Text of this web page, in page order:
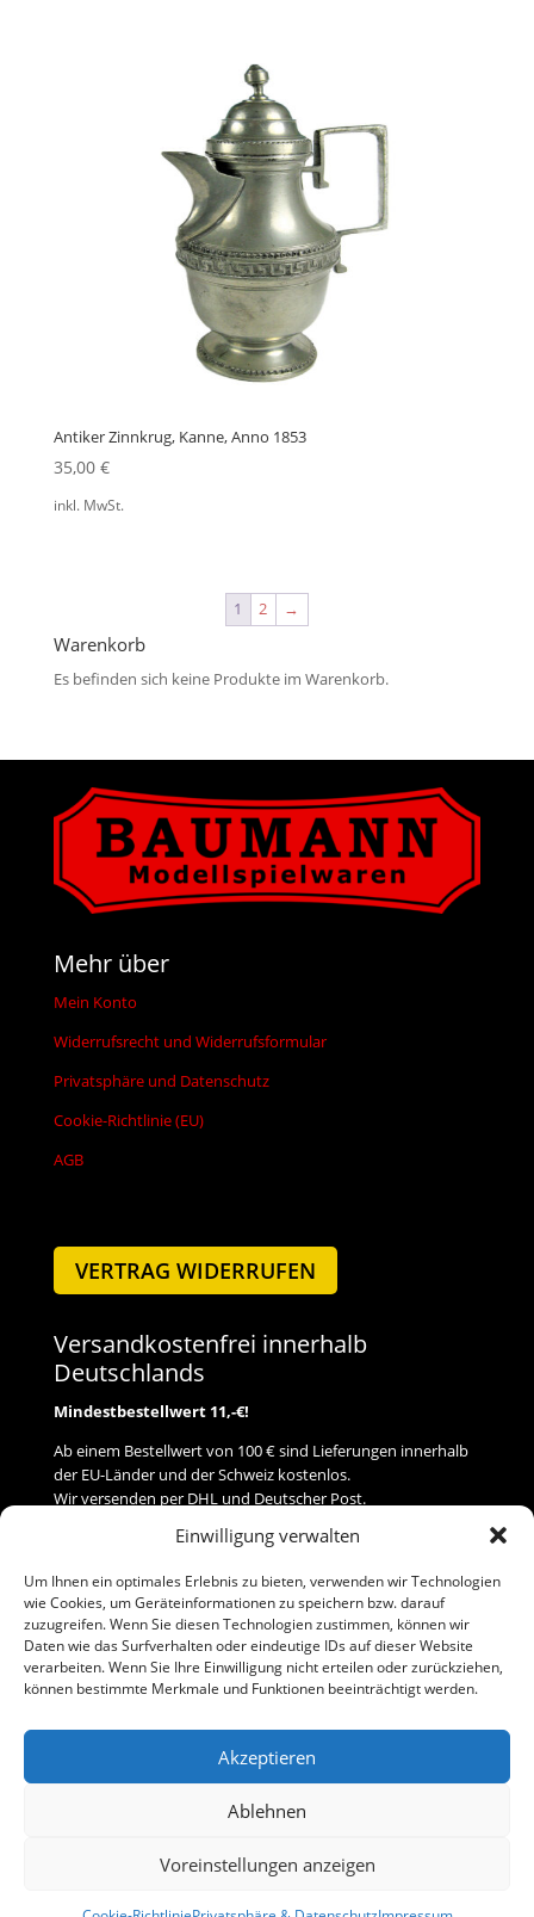
Einwilligung verwalten
Um Ihnen ein optimales Erlebnis zu bieten, verwenden wir Technologien
wie Cookies, um Geräteinformationen zu speichern bzw. darauf
zuzugreifen. Wenn Sie diesen Technologien zustimmen, können wir
Daten wie das Surfverhalten oder eindeutige IDs auf dieser Website
verarbeiten. Wenn Sie Ihre Einwilligung nicht erteilen oder zurückziehen,
können bestimmte Merkmale und Funktionen beeinträchtigt werden.
Akzeptieren
Ablehnen
Voreinstellungen anzeigen
Antiker Zinnkrug, Kanne, Anno 1853
35,00 €
inkl. MwSt.
1 2 →
Warenkorb
Es befinden sich keine Produkte im Warenkorb.
Mehr über
Mein Konto
Widerrufsrecht und Widerrufsformular
Privatsphäre und Datenschutz
Cookie-Richtlinie (EU)
AGB
VERTRAG WIDERRUFEN
Versandkostenfrei innerhalb
Deutschlands
Mindestbestellwert 11,-€!
Ab einem Bestellwert von 100 € sind Lieferungen innerhalb
der EU-Länder und der Schweiz kostenlos.
Wir versenden per DHL und Deutscher Post.
Versand
Zahlung
Baumann Modellspielwaren
Telefon (0 91 61) 33 84
Impressum